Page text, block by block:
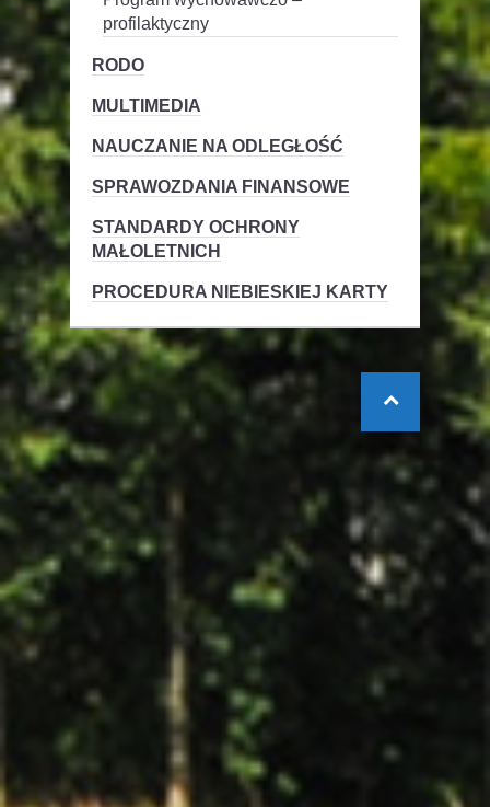
profilaktyczny
RODO
MULTIMEDIA
NAUCZANIE NA ODLEGŁOŚĆ
SPRAWOZDANIA FINANSOWE
STANDARDY OCHRONY
MAŁOLETNICH
PROCEDURA NIEBIESKIEJ KARTY